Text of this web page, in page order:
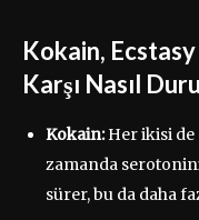
Kokain,
Karşı Nasıl
Kokain:Her ikisi de
zamanda
sürer, bu da daha